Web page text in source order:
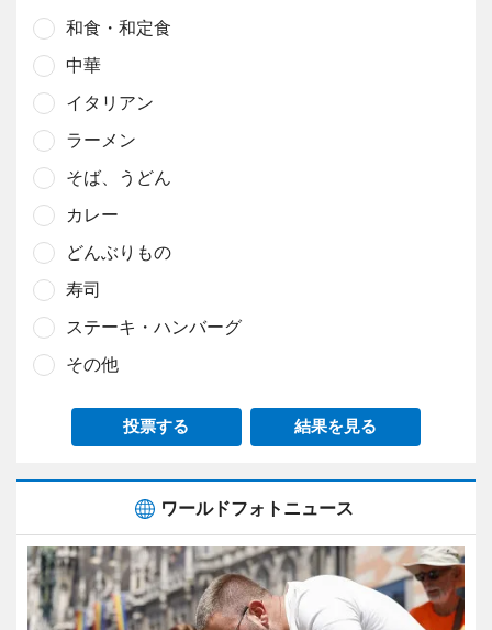
和食・和定食
中華
イタリアン
ラーメン
そば、うどん
カレー
どんぶりもの
寿司
ステーキ・ハンバーグ
その他
投票する 結果を見る
ワールドフォトニュース